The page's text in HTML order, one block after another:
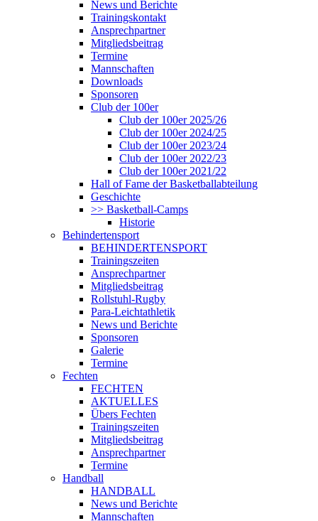
News und Berichte
Trainingskontakt
Ansprechpartner
Mitgliedsbeitrag
Termine
Mannschaften
Downloads
Sponsoren
Club der 100er
Club der 100er 2025/26
Club der 100er 2024/25
Club der 100er 2023/24
Club der 100er 2022/23
Club der 100er 2021/22
Hall of Fame der Basketballabteilung
Geschichte
>> Basketball-Camps
Historie
Behindertensport
BEHINDERTENSPORT
Trainingszeiten
Ansprechpartner
Mitgliedsbeitrag
Rollstuhl-Rugby
Para-Leichtathletik
News und Berichte
Sponsoren
Galerie
Termine
Fechten
FECHTEN
AKTUELLES
Übers Fechten
Trainingszeiten
Mitgliedsbeitrag
Ansprechpartner
Termine
Handball
HANDBALL
News und Berichte
Mannschaften